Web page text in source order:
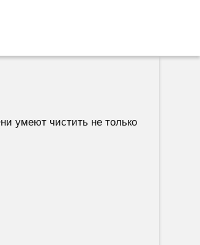
умеют чистить не только